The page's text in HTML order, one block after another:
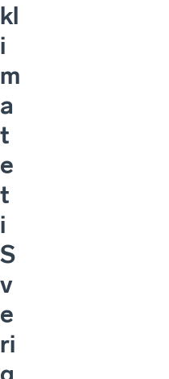
kl
i
m
a
t
e
t
i
S
v
e
ri